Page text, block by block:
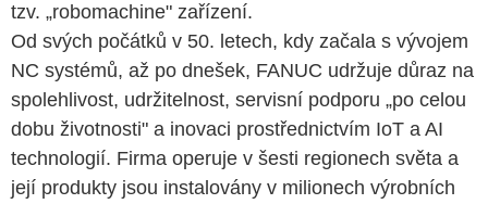
tzv. „robomachine" zařízení.
Od svých počátků v 50. letech, kdy začala s vývojem
NC systémů, až po dnešek, FANUC udržuje důraz na
spolehlivost, udržitelnost, servisní podporu „po celou
dobu životnosti" a inovaci prostřednictvím IoT a AI
technologií. Firma operuje v šesti regionech světa a
její produkty jsou instalovány v milionech výrobních